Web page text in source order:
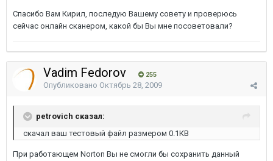
Спасибо Вам Кирил, последую Вашему совету и проверюсь
сейчас онлайн сканером, какой бы Вы мне посоветовали?
Vadim Fedorov 255
Опубликовано Октябрь 28, 2009
petrovich сказал:
скачал ваш тестовый файл размером 0.1КВ
При работающем Norton Вы не смогли бы сохранить данный